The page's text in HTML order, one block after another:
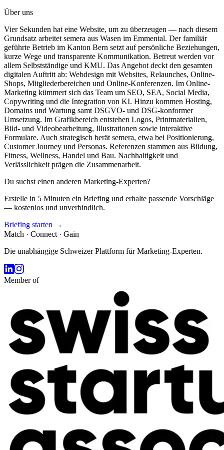
Über uns
Vier Sekunden hat eine Website, um zu überzeugen — nach diesem
Grundsatz arbeitet semera aus Wasen im Emmental. Der familiär
geführte Betrieb im Kanton Bern setzt auf persönliche Beziehungen,
kurze Wege und transparente Kommunikation. Betreut werden vor
allem Selbstständige und KMU. Das Angebot deckt den gesamten
digitalen Auftritt ab: Webdesign mit Websites, Relaunches, Online-
Shops, Mitgliederbereichen und Online-Konferenzen. Im Online-
Marketing kümmert sich das Team um SEO, SEA, Social Media,
Copywriting und die Integration von KI. Hinzu kommen Hosting,
Domains und Wartung samt DSGVO- und DSG-konformer
Umsetzung. Im Grafikbereich entstehen Logos, Printmaterialien,
Bild- und Videobearbeitung, Illustrationen sowie interaktive
Formulare. Auch strategisch berät semera, etwa bei Positionierung,
Customer Journey und Personas. Referenzen stammen aus Bildung,
Fitness, Wellness, Handel und Bau. Nachhaltigkeit und
Verlässlichkeit prägen die Zusammenarbeit.
Du suchst einen anderen Marketing-Experten?
Erstelle in 5 Minuten ein Briefing und erhalte passende Vorschläge
— kostenlos und unverbindlich.
Briefing starten →
Match · Connect · Gain
Die unabhängige Schweizer Plattform für Marketing-Experten.
Member of